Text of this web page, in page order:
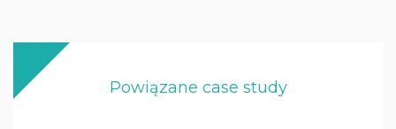
Powiązane case study